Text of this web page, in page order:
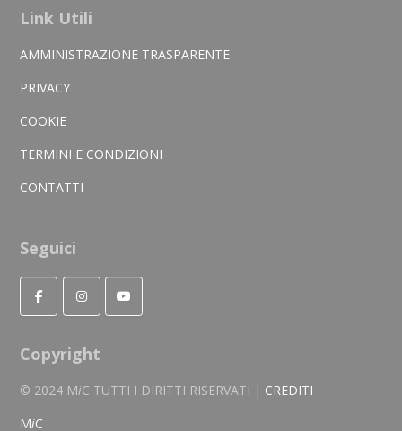
Link Utili
AMMINISTRAZIONE TRASPARENTE
PRIVACY
COOKIE
TERMINI E CONDIZIONI
CONTATTI
Seguici
Copyright
© 2024 MiC TUTTI I DIRITTI RISERVATI | CREDITI
MiC